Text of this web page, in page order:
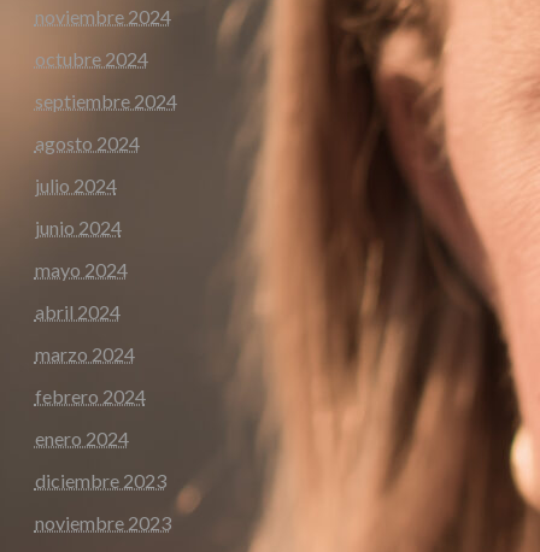
noviembre 2024
octubre 2024
septiembre 2024
agosto 2024
julio 2024
junio 2024
mayo 2024
abril 2024
marzo 2024
febrero 2024
enero 2024
diciembre 2023
noviembre 2023